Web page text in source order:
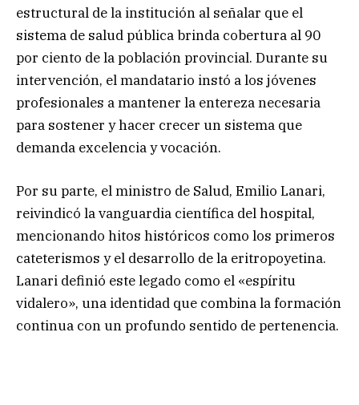
estructural de la institución al señalar que el
sistema de salud pública brinda cobertura al 90
por ciento de la población provincial. Durante su
intervención, el mandatario instó a los jóvenes
profesionales a mantener la entereza necesaria
para sostener y hacer crecer un sistema que
demanda excelencia y vocación.
Por su parte, el ministro de Salud, Emilio Lanari,
reivindicó la vanguardia científica del hospital,
mencionando hitos históricos como los primeros
cateterismos y el desarrollo de la eritropoyetina.
Lanari definió este legado como el «espíritu
vidalero», una identidad que combina la formación
continua con un profundo sentido de pertenencia.